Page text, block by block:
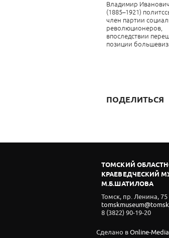
Владимир
(1885–1921)
член партии
революционеров,
впоследствии
позиции
ПОДЕЛИТЬСЯ
ТОМСКИЙ
КРАЕВЕДЧЕСКИЙ
М.Б.ШАТИЛОВА
Томск, пр. Ленина, 75
8 (3822) 90-19-20
Сделано вOnline-Media